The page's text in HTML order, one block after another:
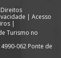
Direitos
| Acesso
|
Turismo no
062 Ponte de